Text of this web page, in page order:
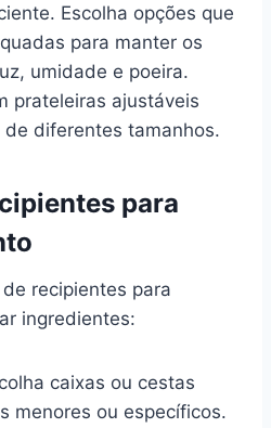
Escolha opções que
para manter os
umidade e poeira.
prateleiras ajustáveis
diferentes tamanhos.
para
recipientes para
ingredientes:
caixas ou cestas
menores ou específicos.